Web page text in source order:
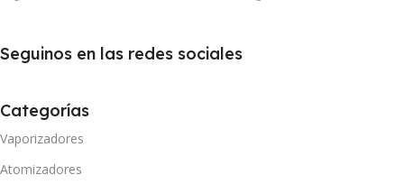
Seguinos en las redes sociales
Categorías
Vaporizadores
Atomizadores